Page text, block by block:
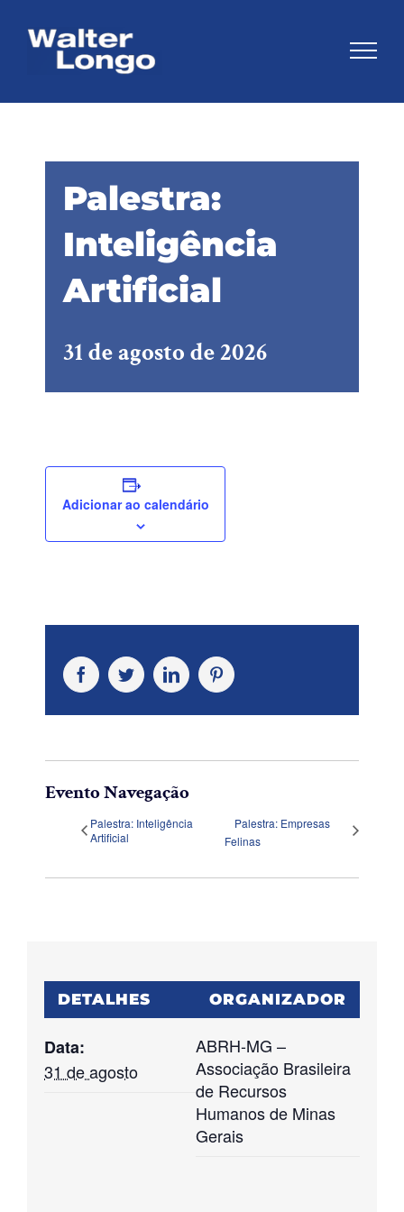
Palestra:
Inteligência
Artificial
31 de agosto de 2026
Adicionar ao calendário
FacebookTwitterLinkedInPinterest
Evento Navegação
Palestra: Inteligência
Artificial
Palestra: Empresas
Felinas
DETALHES
Data:
31 de agosto
ORGANIZADOR
ABRH-MG –
Associação Brasileira
de Recursos
Humanos de Minas
Gerais